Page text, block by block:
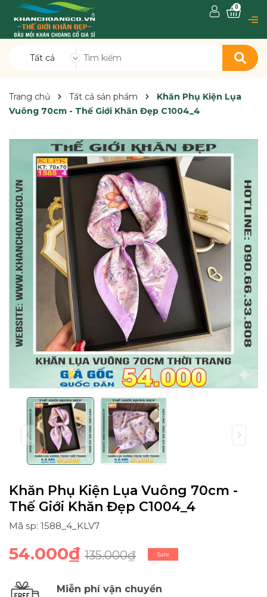
Tất cả
0
Trang chủ Tất cả sản phẩm
Khăn Phụ Kiện Lụa
Vuông 70cm - Thế Giới Khăn Đẹp C1004_4
Khăn Phụ Kiện Lụa Vuông 70cm -
Thế Giới Khăn Đẹp C1004_4
Mã sp: 1588_4_KLV7
54.000₫ 135.000₫ Sale
Miễn phí vận chuyển